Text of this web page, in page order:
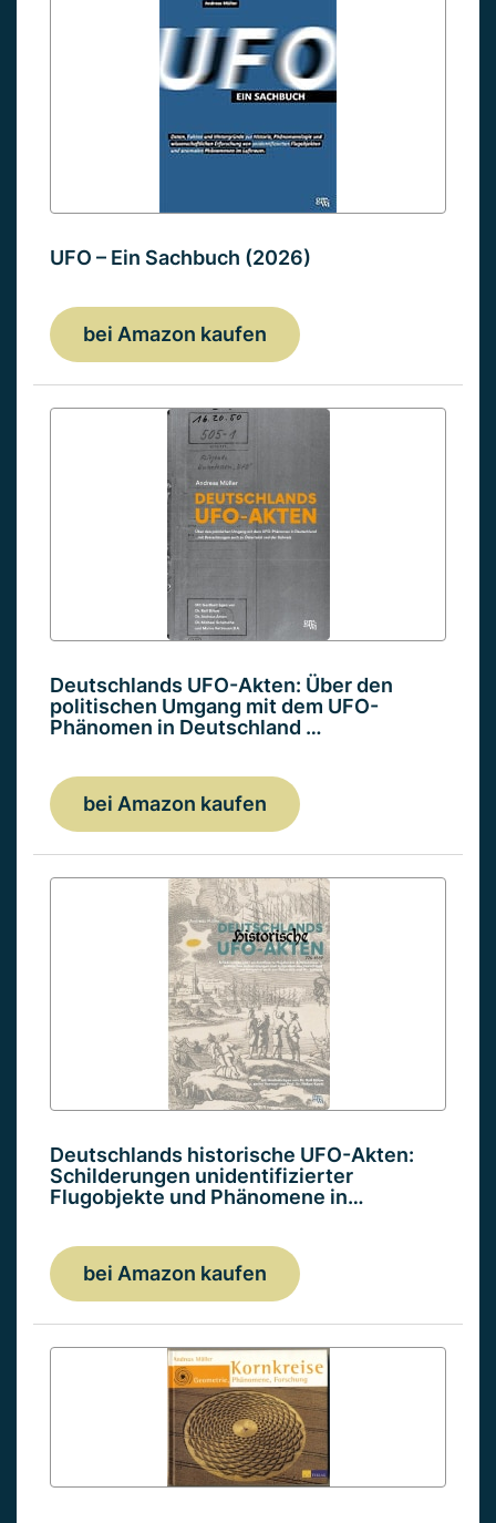
UFO – Ein Sachbuch (2026)
bei Amazon kaufen
Deutschlands UFO-Akten: Über den
politischen Umgang mit dem UFO-
Phänomen in Deutschland …
bei Amazon kaufen
Deutschlands historische UFO-Akten:
Schilderungen unidentifizierter
Flugobjekte und Phänomene in…
bei Amazon kaufen